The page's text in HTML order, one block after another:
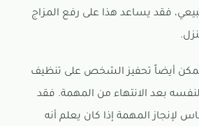
فقد يساعد هذا على رفع المزاج
يمكن أيضاً تحفيز الشخص على تنظيف
لنفسه بعد الانتهاء من المهمة. فقد
المهمة إذا كان يعلم أنه